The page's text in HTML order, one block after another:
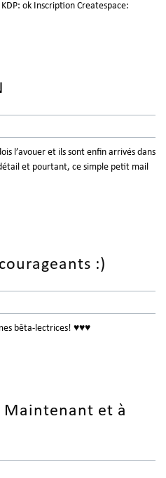
ok Inscription Createspace:
l’avouer et ils sont enfin arrivés dans
et pourtant, ce simple petit mail
:)
bêta-lectrices! ♥♥♥
Maintenant et à